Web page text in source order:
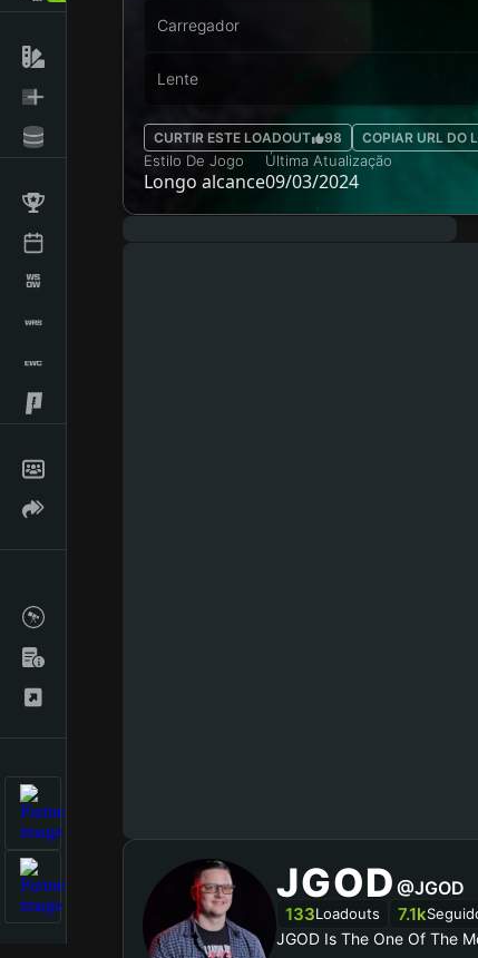
Carregador
Lente
CURTIR ESTE LOADOUT 98 COPIAR URL DO
Estilo De Jogo
Longo alcance
Última Atualização
09/03/2024
JGOD @JGOD
133Loadouts 7.1k
JGOD Is The One Of The